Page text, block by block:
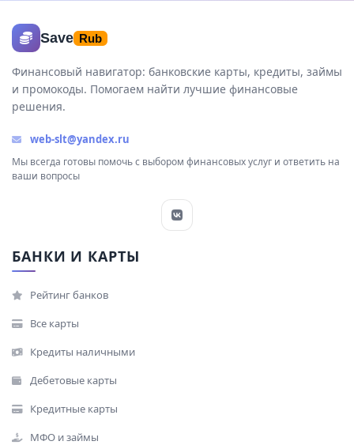
Save Rub
Финансовый навигатор: банковские карты, кредиты, займы
и промокоды. Помогаем найти лучшие финансовые
решения.
web-slt@yandex.ru
Мы всегда готовы помочь с выбором финансовых услуг и ответить на
ваши вопросы
БАНКИ И КАРТЫ
Рейтинг банков
Все карты
Кредиты наличными
Дебетовые карты
Кредитные карты
МФО и займы